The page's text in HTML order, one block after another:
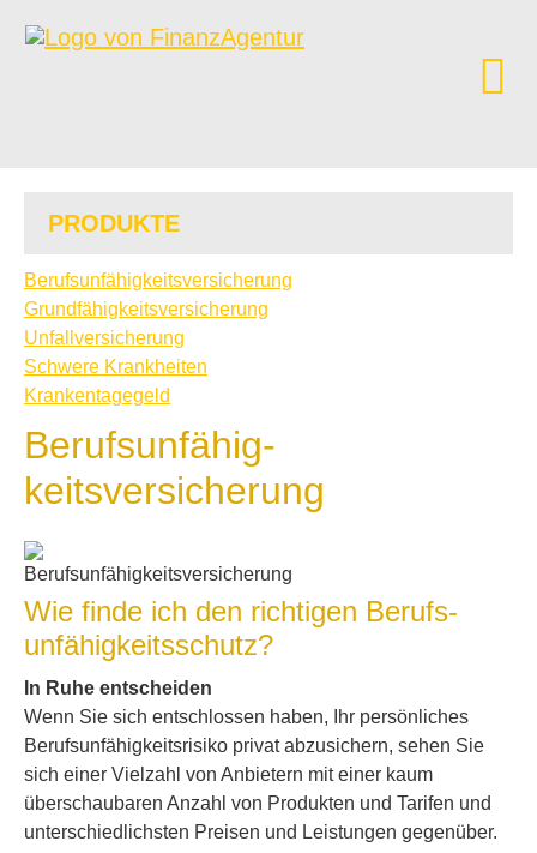
PRODUKTE
Berufs­unfähig­keitsversicherung
Grundfähigkeitsversicherung
Unfall­ver­si­che­rung
Schwe­re Krank­hei­ten
Krankentagegeld
Berufs­unfähig­
keitsversicherung
Wie finde ich den richtigen Berufs­
unfähig­keitsschutz?
In Ruhe entscheiden
Wenn Sie sich entschlossen haben, Ihr persönliches
Berufs­unfähig­keitsrisiko privat abzusichern, sehen Sie
sich einer Vielzahl von Anbietern mit einer kaum
überschaubaren Anzahl von Produkten und Tarifen und
unterschiedlichsten Preisen und Leistungen gegenüber.